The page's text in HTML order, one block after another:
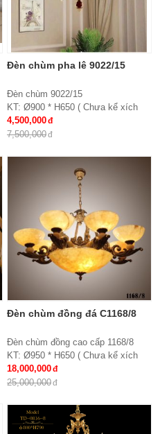
Đèn chùm pha lê 9022/15
Đèn chùm 9022/15
KT: Ø900 * H650 ( Chưa kể xích
treo )
Chất liệu: Hợp kim, chao thủy tinh,
Bóng đèn: E27*15
Bảo hành: 2 năm
4,500,000
7,500,000
Đèn chùm đồng đá C1168/8
Đèn chùm đồng cao cấp 1168/8
KT: Ø950 * H650 ( Chưa kể xích
treo )
Bóng đèn: E27*8
18,000,000
25,000,000